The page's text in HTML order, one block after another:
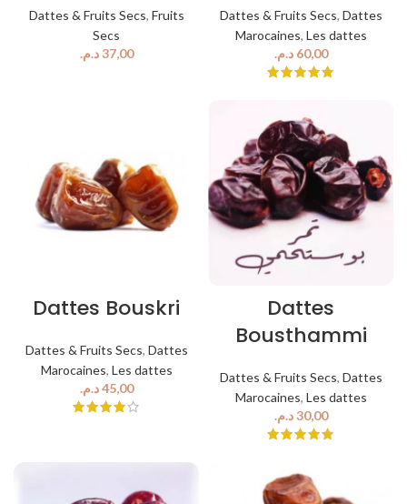
Dattes & Fruits Secs, Fruits
Secs
د.م.
Dattes & Fruits Secs, Dattes
Marocaines, Les dattes
د.م.
Dattes Bouskri
Dattes & Fruits Secs, Dattes
Marocaines, Les dattes
د.م.
Dattes
Bousthammi
Dattes & Fruits Secs, Dattes
Marocaines, Les dattes
د.م.